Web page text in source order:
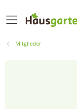
Mitglieder